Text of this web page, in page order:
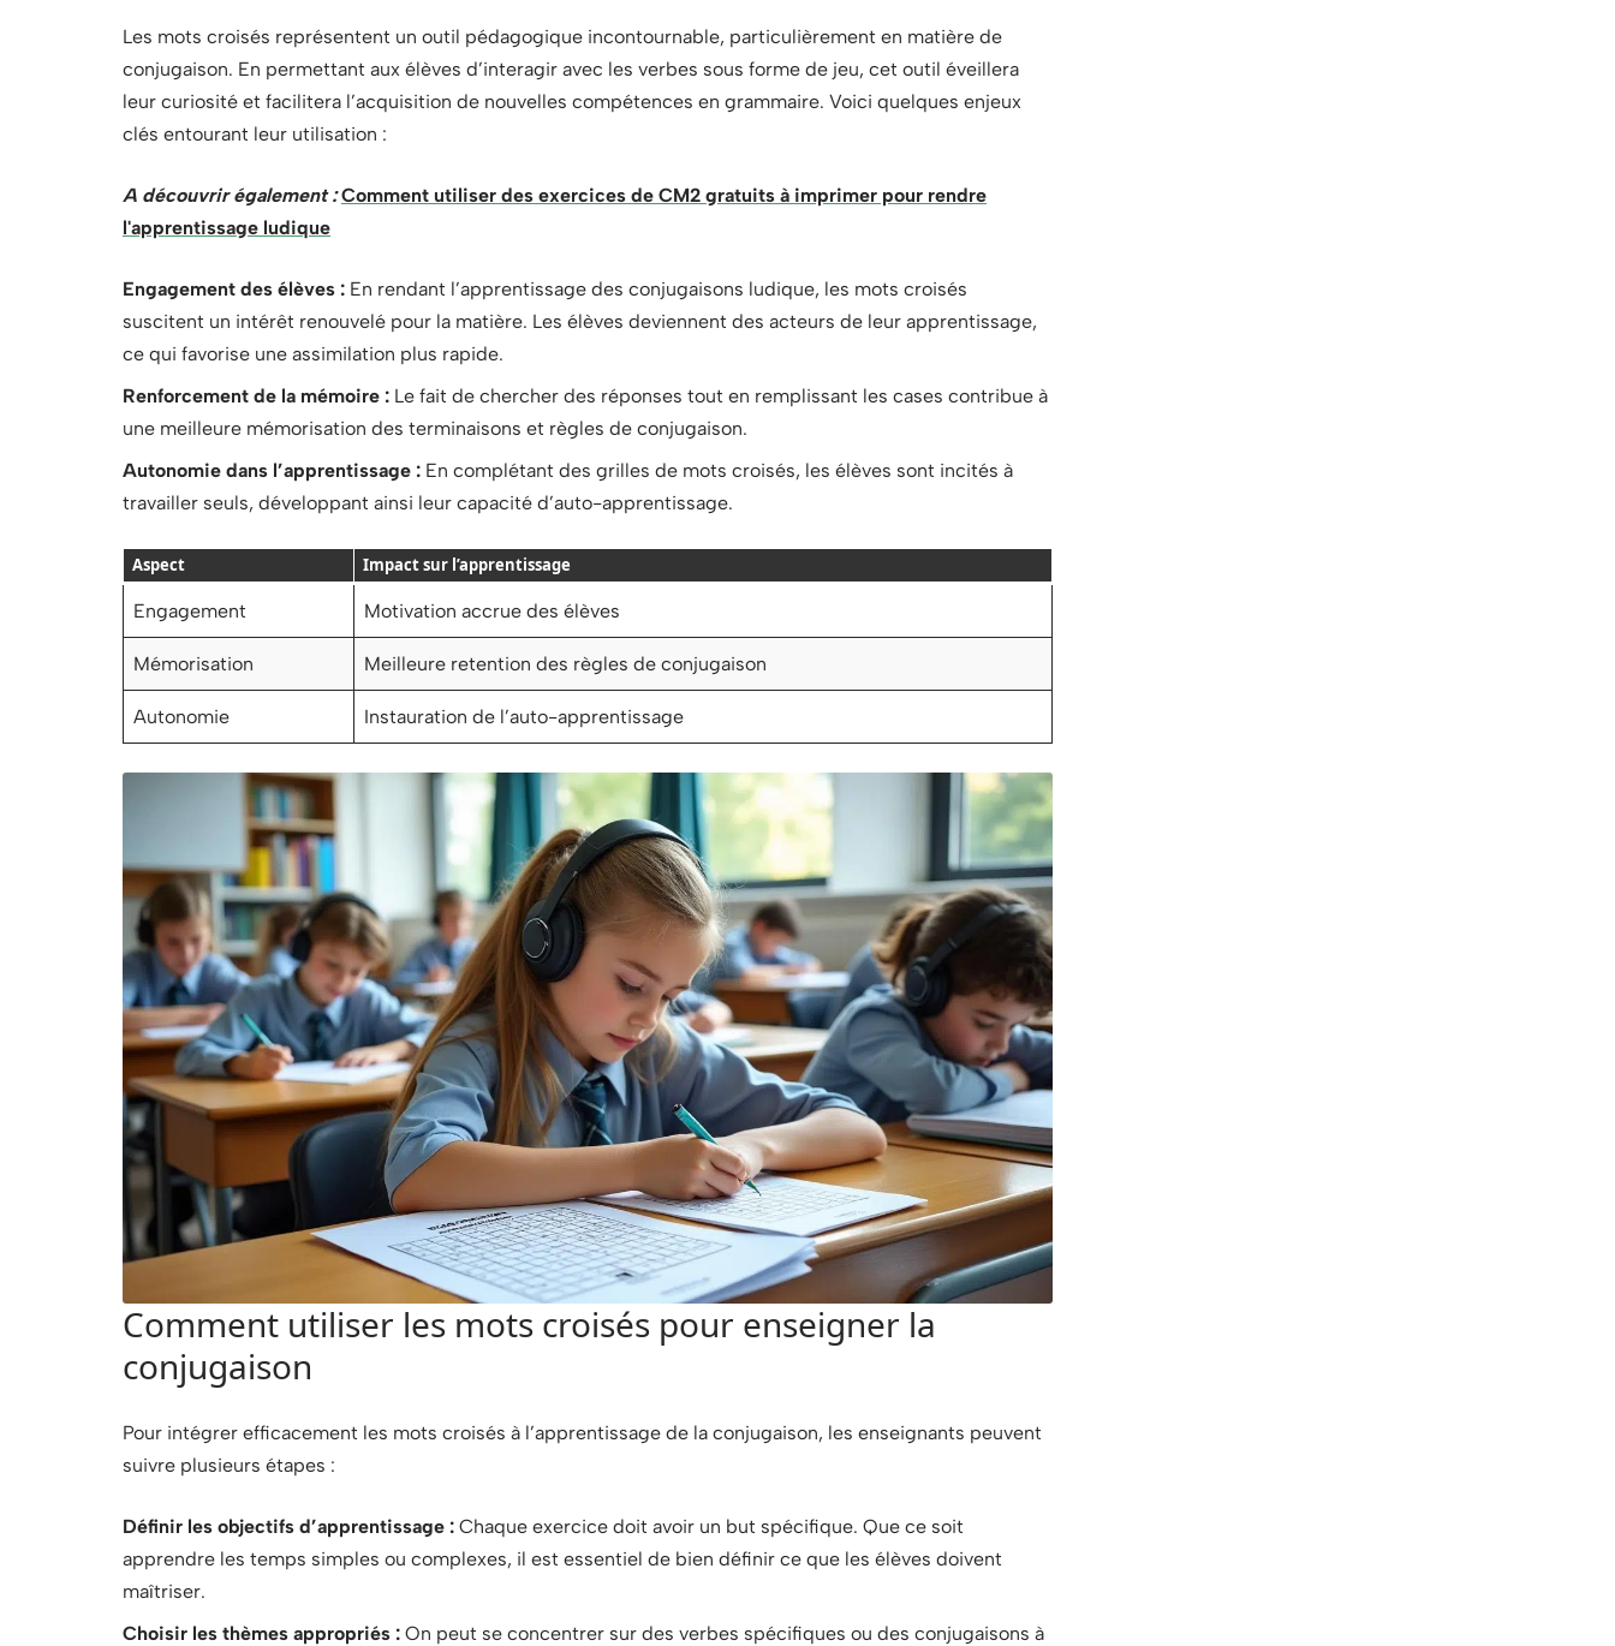
Les mots croisés représentent un outil pédagogique incontournable, particulièrement en matière de
conjugaison. En permettant aux élèves d’interagir avec les verbes sous forme de jeu, cet outil éveillera
leur curiosité et facilitera l’acquisition de nouvelles compétences en grammaire. Voici quelques enjeux
clés entourant leur utilisation :
A découvrir également : Comment utiliser des exercices de CM2 gratuits à imprimer pour rendre
l'apprentissage ludique
Engagement des élèves : En rendant l’apprentissage des conjugaisons ludique, les mots croisés
suscitent un intérêt renouvelé pour la matière. Les élèves deviennent des acteurs de leur apprentissage,
ce qui favorise une assimilation plus rapide.
Renforcement de la mémoire : Le fait de chercher des réponses tout en remplissant les cases contribue à
une meilleure mémorisation des terminaisons et règles de conjugaison.
Autonomie dans l’apprentissage : En complétant des grilles de mots croisés, les élèves sont incités à
travailler seuls, développant ainsi leur capacité d’auto-apprentissage.
Aspect Impact sur l’apprentissage
Engagement Motivation accrue des élèves
Mémorisation Meilleure retention des règles de conjugaison
Autonomie Instauration de l’auto-apprentissage
Comment utiliser les mots croisés pour enseigner la
conjugaison
Pour intégrer efficacement les mots croisés à l’apprentissage de la conjugaison, les enseignants peuvent
suivre plusieurs étapes :
Définir les objectifs d’apprentissage : Chaque exercice doit avoir un but spécifique. Que ce soit
apprendre les temps simples ou complexes, il est essentiel de bien définir ce que les élèves doivent
maîtriser.
Choisir les thèmes appropriés : On peut se concentrer sur des verbes spécifiques ou des conjugaisons à